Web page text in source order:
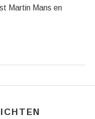
Martin Mans en